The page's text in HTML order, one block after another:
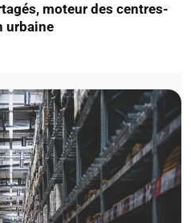
moteur des centres-
urbaine